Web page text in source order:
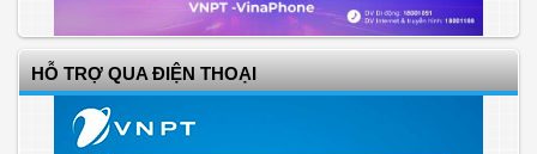
HỖ TRỢ QUA ĐIỆN THOẠI